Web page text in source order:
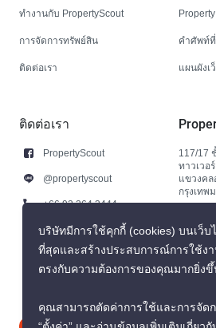
ทำงานกับ PropertyScout
การจัดการทรัพย์สิน
ติดต่อเรา
คำศัพท์ที่
แผนผังเ
ติดต่อเรา
PropertyScout
@propertyscout
+66 92 264 3444
+66 92 264 3444
contact@propertyscout.co.th
117/17
ทาวเวอ
แขวงค
กรุงเทพ
บริษัทมีการใช้คุกกี้ (cookies) บนเว็บ
ที่สุดและสร้างประสบการณ์การใช้ง
ตรงกับความต้องการของคุณมากยิ่ง
คุณสามารถตัดค่าการใช้และการจัด